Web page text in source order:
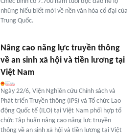
những hiểu biết mới về nền văn hóa cổ đại của
Trung Quốc.
Nâng cao năng lực truyền thông
về an sinh xã hội và tiền lương tại
Việt Nam
Ngày 22/6, Viện Nghiên cứu Chính sách và
Phát triển Truyền thông (IPS) và Tổ chức Lao
động Quốc tế (ILO) tại Việt Nam phối hợp tổ
chức Tập huấn nâng cao năng lực truyền
thông về an sinh xã hội và tiền lương tại Việt